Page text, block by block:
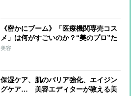
《密かにブーム》「医療機関専売コス
メ」は何がすごいのか？“美のプロ”た
ちが選んだ逸品とその理由
美容
保湿ケア、肌のバリア強化、エイジン
グケア… 美容エディターが教える美